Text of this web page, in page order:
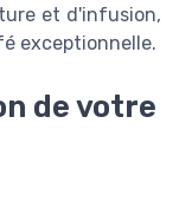
et d'infusion,
exceptionnelle.
de votre